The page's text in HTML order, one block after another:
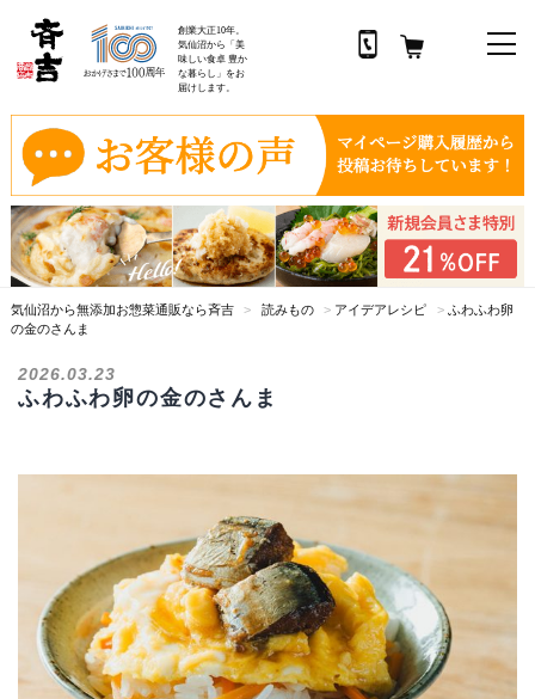
コ
ン
ツ
へ
ス
キ
創業大正10年。
気仙沼から「美
味しい食卓 豊か
な暮らし」をお
届けします。
気仙沼から無添加お惣菜通販なら斉吉 > 読みもの > アイデアレシピ > ふわふわ卵
の金のさんま
2026.03.23
ふわふわ卵の金のさんま